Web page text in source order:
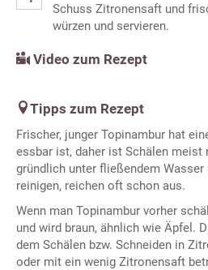
Schuss Zitronensaft und
würzen und servieren.
Video zum Rezept
Tipps zum Rezept
Frischer, junger Topinambur hat
essbar ist, daher ist Schälen meist
gründlich unter fließendem
reinigen, reichen oft schon aus.
Wenn man Topinambur vorher
und wird braun, ähnlich wie Äpfel.
dem Schälen bzw. Schneiden in
oder mit ein wenig Zitronensaft